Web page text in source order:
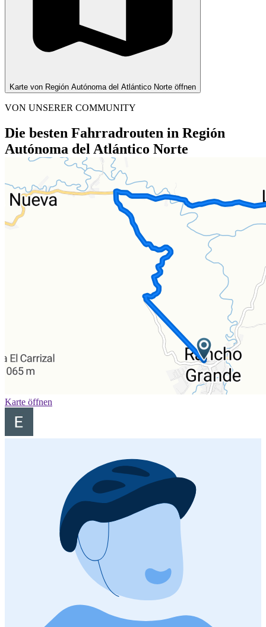
Karte von Región Autónoma del Atlántico Norte öffnen
VON UNSERER COMMUNITY
Die besten Fahrradrouten in Región
Autónoma del Atlántico Norte
Karte öffnen